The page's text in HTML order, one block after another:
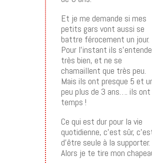
Et je me demande si mes
petits gars vont aussi se
battre férocement un jour.
Pour l’instant ils
très bien, et ne se
chamaillent que très peu.
Mais ils ont presque 5 et
peu plus de 3 ans…. ils ont
temps !
Ce qui est dur pour la vie
quotidienne, c’est sûr,
d’être seule à la supporter.
Alors je te tire mon